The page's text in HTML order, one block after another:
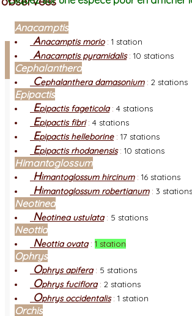
Facebook
Connexion adhérent
Anacamptis
Anacamptis morio: 1 station
Anacamptis pyramidalis: 10 stations
Cephalanthera
Cephalanthera damasonium: 2 stations
Epipactis
Epipactis fageticola: 4 stations
Epipactis fibri: 4 stations
Epipactis helleborine: 17 stations
Epipactis rhodanensis: 10 stations
Himantoglossum
Himantoglossum hircinum: 16 stations
Himantoglossum robertianum: 3 stations
Neotinea
Neotinea ustulata: 5 stations
Neottia
Neottia ovata: 1 station
Ophrys
Ophrys apifera: 5 stations
Ophrys fuciflora: 2 stations
Ophrys occidentalis: 1 station
Orchis